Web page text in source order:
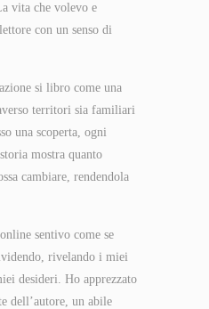
vita che volevo e
con un senso di
si libro come una
territori sia familiari
una scoperta, ogni
mostra quanto
cambiare, rendendola
sentivo come se
rivelando i miei
desideri. Ho apprezzato
dell’autore, un abile